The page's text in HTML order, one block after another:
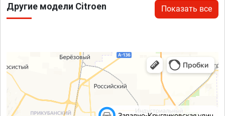
Другие модели Citroen Показать все